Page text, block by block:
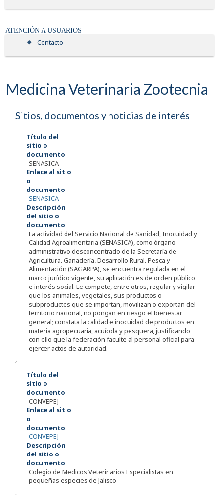
ATENCIÓN A USUARIOS
Contacto
Medicina Veterinaria Zootecnia
Sitios, documentos y noticias de interés
Título del
sitio o
documento:
SENASICA
Enlace al sitio
o
documento:
SENASICA
Descripción
del sitio o
documento:
La actividad del Servicio Nacional de Sanidad, Inocuidad y
Calidad Agroalimentaria (SENASICA), como órgano
administrativo desconcentrado de la Secretaría de
Agricultura, Ganadería, Desarrollo Rural, Pesca y
Alimentación (SAGARPA), se encuentra regulada en el
marco jurídico vigente, su aplicación es de orden público
e interés social. Le compete, entre otros, regular y vigilar
que los animales, vegetales, sus productos o
subproductos que se im​portan, movilizan o exportan del
territorio nacional, no pongan en riesgo el bienestar
general; constata la calidad e inocuidad de productos en
materia agropecuaria, acuícola y pesquera, justificando
con ello que la federación faculte al personal oficial para
ejercer actos de autoridad.​
,
Título del
sitio o
documento:
CONVEPEJ
Enlace al sitio
o
documento:
CONVEPEJ
Descripción
del sitio o
documento:
Colegio de Medicos Veterinarios Especialistas en
pequeñas especies de Jalisco
,